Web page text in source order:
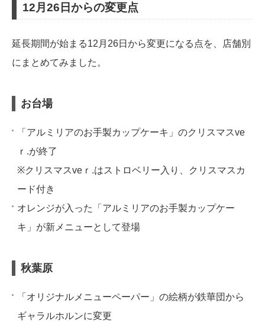
12月26日からの変更点
延長期間が始まる12月26日から変更になる点を、店舗別
にまとめてみました。
お台場
「アルミリアのお手製カップケーキ」のクリスマスve
ｒ.が終了
※クリスマスveｒ.はストロベリー入り、クリスマスカ
ード付き
オレンジが入った「アルミリアのお手製カップケー
キ」が新メニューとして登場
秋葉原
「オリジナルメニューペーパー」の絵柄が鉄華団から
ギャラルホルンに変更